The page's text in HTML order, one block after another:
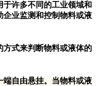
许多不同的工业领域和
企业监测和控制物料或液
方式来判断物料或液体的
端自由悬挂。当物料或液